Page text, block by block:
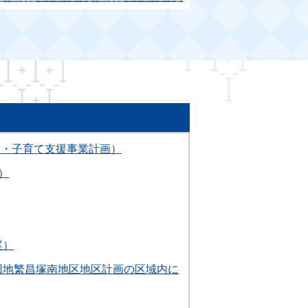
育て支援事業計画）
繁昌塚南地区地区計画の区域内に